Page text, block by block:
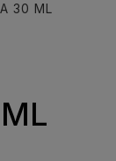
30 ML